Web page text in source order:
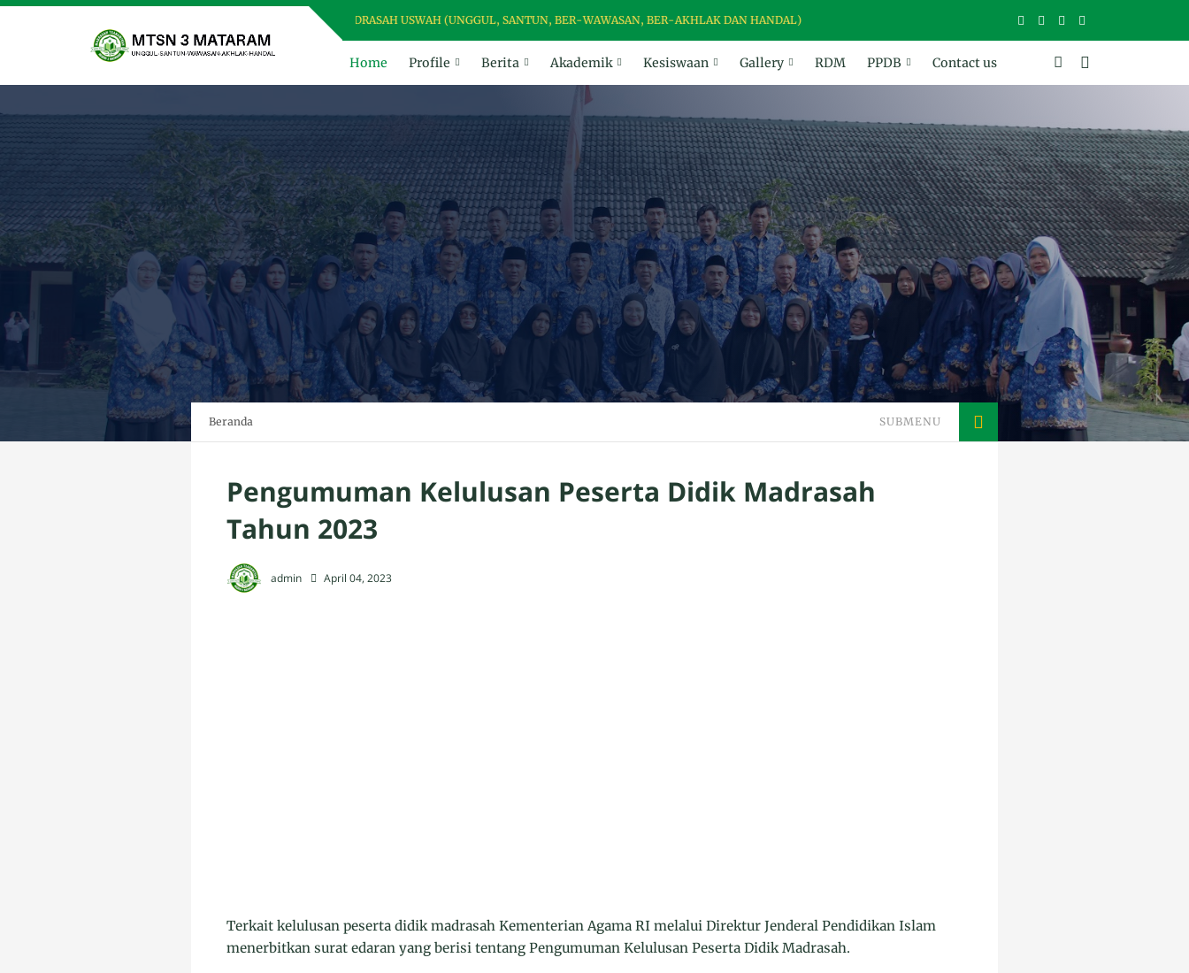
SELAMAT DATANG DI WEBSITE MTSN 3 MATARAM, MADRASAH USWAH (UNGGUL, SANTUN, BER-WAWASAN, BER-AKHLAK DAN HANDAL)
Home Profile Berita Akademik Kesiswaan Gallery RDM PPDB Contact us
Beranda SUBMENU
Pengumuman Kelulusan Peserta Didik Madrasah
Tahun 2023
admin April 04, 2023
Terkait kelulusan peserta didik madrasah Kementerian Agama RI melalui Direktur Jenderal Pendidikan Islam
menerbitkan surat edaran yang berisi tentang Pengumuman Kelulusan Peserta Didik Madrasah.